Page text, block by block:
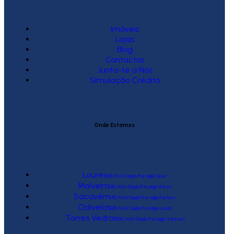
Imóveis
Lojas
Blog
Contactos
Junta-te a Nós
Simulação Crédito
Onde Estamos
Loures(RE/MAX Duplo Prestígio One)
Malveira(RE/MAX Duplo Prestígio West)
Sacavém(RE/MAX Duplo Prestígio Factory)
Odivelas(RE/MAX Duplo Prestígio Local)
Torres Vedras(RE/MAX Duplo Prestígio Várzea)